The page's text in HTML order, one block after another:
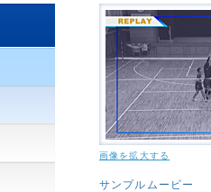
画像を拡大する
サンプルムービー